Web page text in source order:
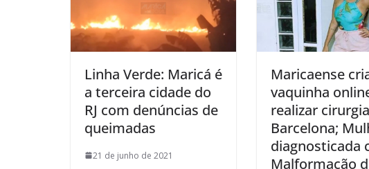
Linha Verde: Maricá é
a terceira cidade do
RJ com denúncias de
queimadas
21 de junho de 2021
Maricaense
vaquinha
realizar
Barcelona;
diagnosticada
Malformação